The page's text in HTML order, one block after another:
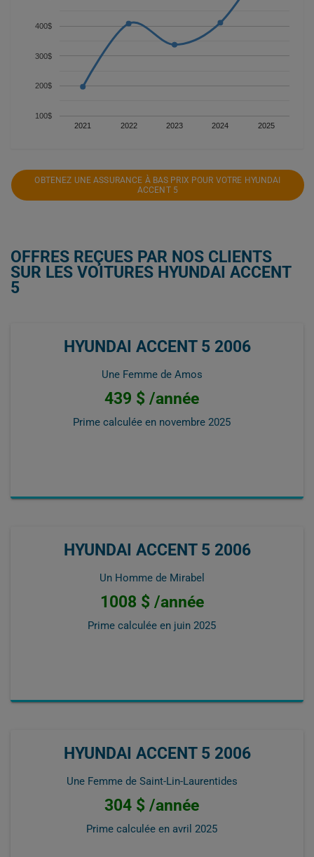
2021 2022 2023 2024 2025
100$
200$
300$
400$
OBTENEZ UNE ASSURANCE À BAS PRIX POUR VOTRE HYUNDAI
ACCENT 5
OFFRES REÇUES PAR NOS CLIENTS
SUR LES VOITURES HYUNDAI ACCENT
5
HYUNDAI ACCENT 5 2006
Une Femme de Amos
439 $ /année
Prime calculée en novembre 2025
HYUNDAI ACCENT 5 2006
Un Homme de Mirabel
1008 $ /année
Prime calculée en juin 2025
HYUNDAI ACCENT 5 2006
Une Femme de Saint-Lin-Laurentides
304 $ /année
Prime calculée en avril 2025